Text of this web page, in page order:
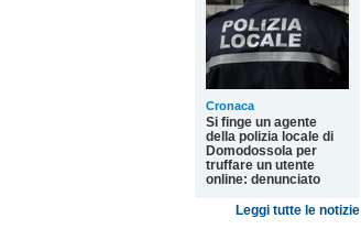
Cronaca
Si finge un agente
della polizia locale di
Domodossola per
truffare un utente
online: denunciato
Leggi tutte le notizie